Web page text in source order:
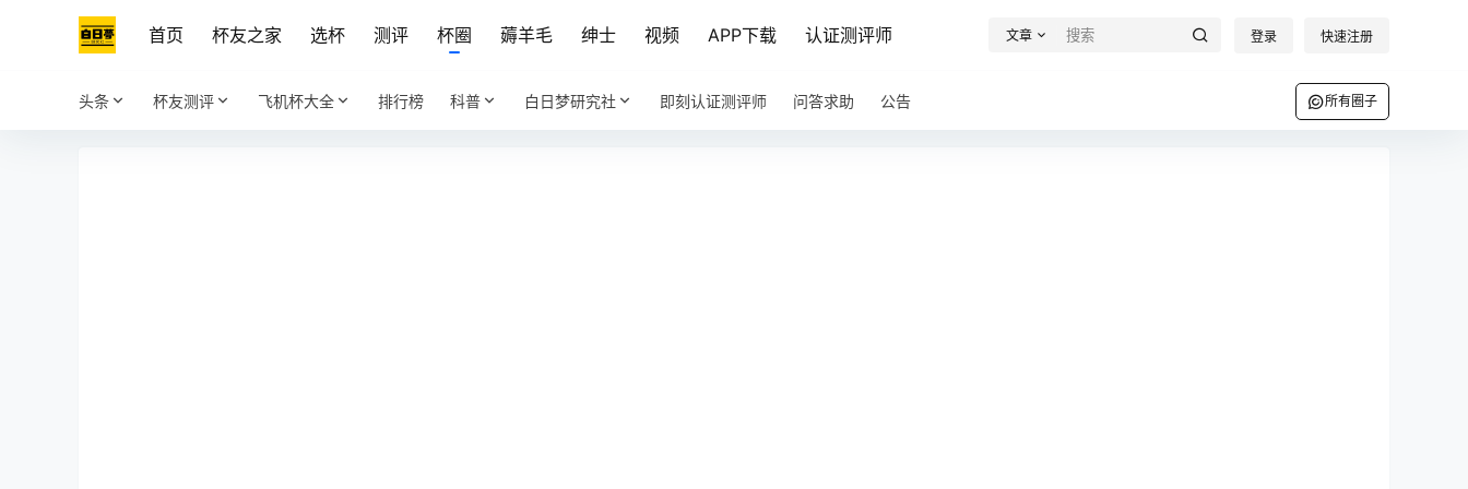
首页 杯友之家 选杯 测评 杯圈 薅羊毛 绅士 视频 APP下载 认证测评师 文章 登录 快速注册
头条 杯友测评 飞机杯大全 排行榜 科普 白日梦研究社 即刻认证测评师 问答求助 公告 所有圈子